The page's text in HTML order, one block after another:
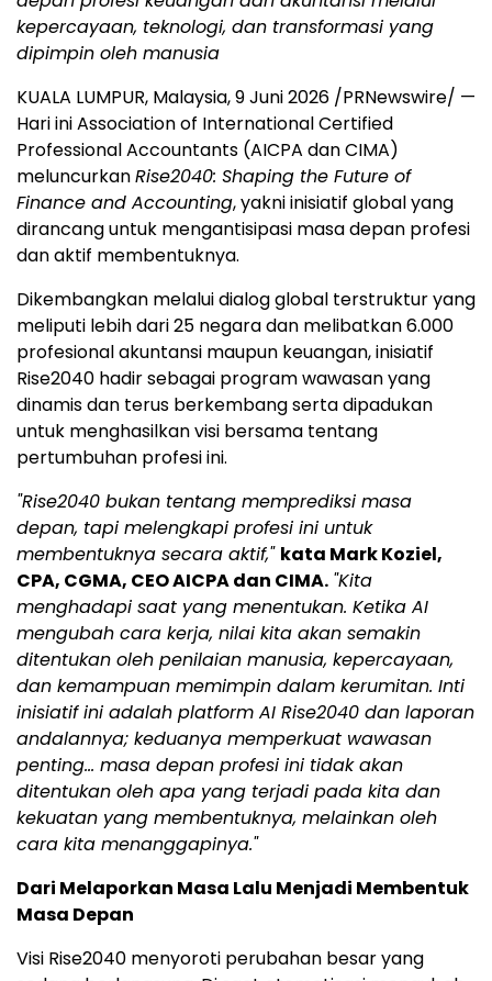
kepercayaan, teknologi, dan transformasi yang
dipimpin oleh manusia
KUALA LUMPUR, Malaysia,9 Juni 2026 /PRNewswire/ —
Hari ini Association of International Certified
Professional Accountants (AICPA dan CIMA)
meluncurkanRise2040: Shaping the Future of
Finance and Accounting, yakni inisiatif global yang
dirancang untuk mengantisipasi masa depan profesi
dan aktif membentuknya.
Dikembangkan melalui dialog global terstruktur yang
meliputi lebih dari 25 negara dan melibatkan 6.000
profesional akuntansi maupun keuangan, inisiatif
Rise2040 hadir sebagai program wawasan yang
dinamis dan terus berkembang serta dipadukan
untuk menghasilkan visi bersama tentang
pertumbuhan profesi ini.
"Rise2040 bukan tentang memprediksi masa
depan, tapi melengkapi profesi ini untuk
membentuknya secara aktif," kata Mark Koziel,
CPA, CGMA, CEO AICPA dan CIMA. "Kita
menghadapi saat yang menentukan. Ketika AI
mengubah cara kerja, nilai kita akan semakin
ditentukan oleh penilaian manusia, kepercayaan,
dan kemampuan memimpin dalam kerumitan. Inti
inisiatif ini adalah platform AI Rise2040 dan laporan
andalannya; keduanya memperkuat wawasan
penting… masa depan profesi ini tidak akan
ditentukan oleh apa yang terjadi pada kita dan
kekuatan yang membentuknya, melainkan oleh
cara kita menanggapinya."
Dari Melaporkan Masa Lalu Menjadi Membentuk
Masa Depan
Visi Rise2040 menyoroti perubahan besar yang